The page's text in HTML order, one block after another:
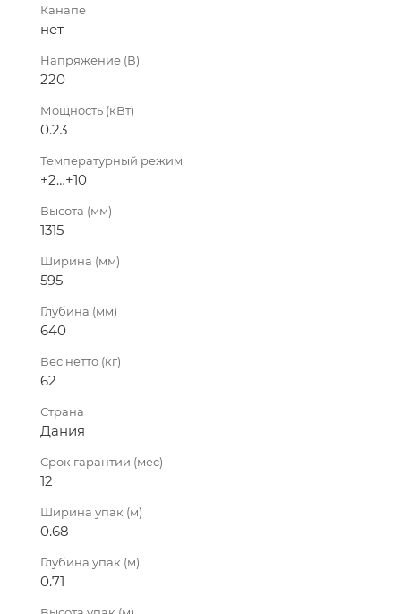
Канапе
нет
Напряжение (В)
220
Мощность (кВт)
0.23
Температурный режим
+2…+10
Высота (мм)
1315
Ширина (мм)
595
Глубина (мм)
640
Вес нетто (кг)
62
Страна
Дания
Срок гарантии (мес)
12
Ширина упак (м)
0.68
Глубина упак (м)
0.71